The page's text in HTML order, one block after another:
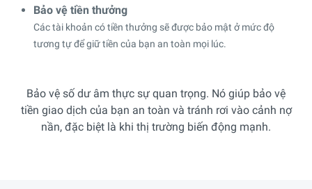
Bảo vệ tiền thưởng
Các tài khoản có tiền thưởng sẽ được bảo mật ở mức độ
tương tự để giữ tiền của bạn an toàn mọi lúc.
Bảo vệ số dư âm thực sự quan trọng. Nó giúp bảo vệ
tiền giao dịch của bạn an toàn và tránh rơi vào cảnh nợ
nần, đặc biệt là khi thị trường biến động mạnh.